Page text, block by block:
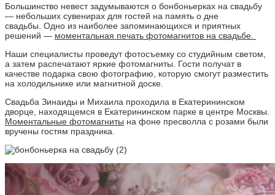
Большинство невест задумываются о бонбоньерках на свадьбу
— небольших сувенирах для гостей на память о дне
свадьбы. Одно из наиболее запоминающихся и приятных
решений — моментальная печать фотомагнитов на свадьбе.
Наши специалисты проведут фотосъемку со студийным светом,
а затем распечатают яркие фотомагниты. Гости получат в
качестве подарка свою фотографию, которую смогут разместить
на холодильнике или магнитной доске.
Свадьба Зинаиды и Михаила проходила в Екатерининском
дворце, находящемся в Екатерининском парке в центре Москвы.
Моментальные фотомагниты на фоне пресволла с розами были
вручены гостям праздника.